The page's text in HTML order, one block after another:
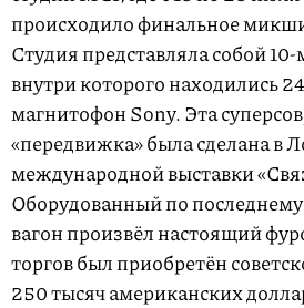
происходило финальное
Студия представляла собой
внутри которого находились
магнитофон Sony. Эта
«передвижка» была сделана в
международной выставки
Оборудованный по
вагон произвёл настоящий
торгов был приобретён
250 тысяч американских